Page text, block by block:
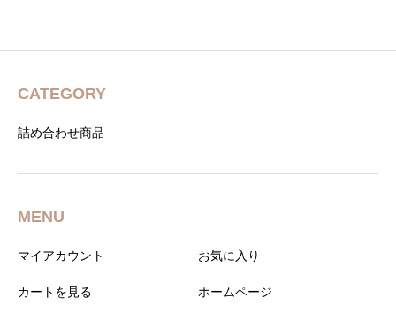
CATEGORY
詰め合わせ商品
MENU
マイアカウント お気に入り
カートを見る ホームページ